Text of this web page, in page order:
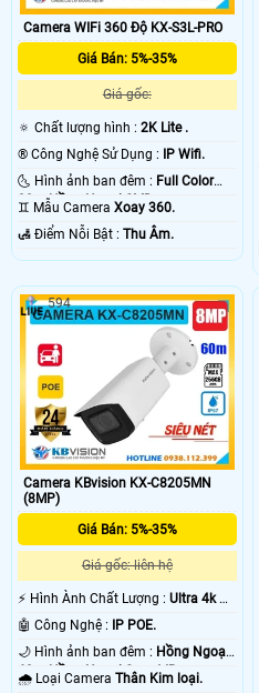
Camera WIFi 360 Độ KX-S3L-PRO
Giá Bán: 5%-35%
Giá gốc:
🔅 Chất lượng hình : 2K Lite .
®️ Công Nghệ Sử Dụng : IP Wifi.
🌜 Hình ảnh ban đêm : Full Color
30m Hồng Ngoại SMD.
♊ Mẫu Camera Xoay 360.
️🛃 Điểm Nỗi Bật : Thu Âm.
Camera KBvision KX-C8205MN
(8MP)
Giá Bán: 5%-35%
Giá gốc: liên hệ
️⚡ Hình Ành Chất Lượng : Ultra 4k 👍🏾
.
🤖️ Công Nghệ :
IP POE.
🌙 Hình ảnh ban đêm : Hồng Ngoại
60m Hồng Ngoại Smart IR.
🌧️ Loại Camera Thân Kim loại.
594